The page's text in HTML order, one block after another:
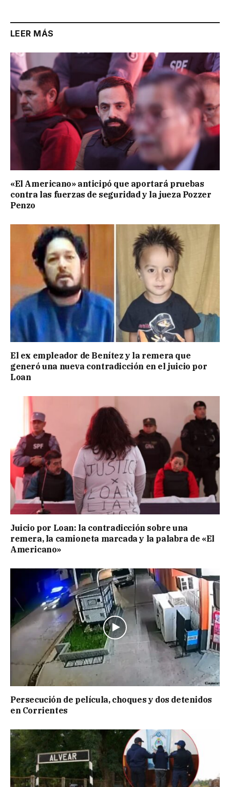
LEER MÁS
«El Americano» anticipó que aportará pruebas
contra las fuerzas de seguridad y la jueza Pozzer
Penzo
El ex empleador de Benítez y la remera que
generó una nueva contradicción en el juicio por
Loan
Juicio por Loan: la contradicción sobre una
remera, la camioneta marcada y la palabra de «El
Americano»
Persecución de película, choques y dos detenidos
en Corrientes